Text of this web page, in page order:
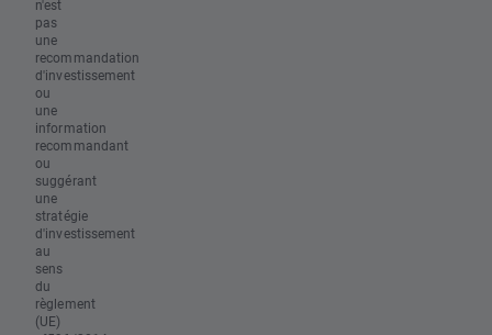
n'est
pas
une
recommandation
d'investissement
ou
une
information
recommandant
ou
suggérant
une
stratégie
d'investissement
au
sens
du
règlement
(UE)